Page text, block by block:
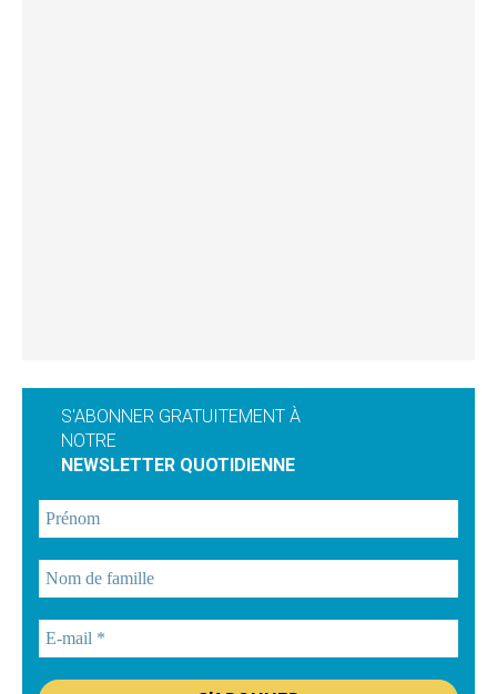
S'ABONNER GRATUITEMENT À
NOTRE
NEWSLETTER QUOTIDIENNE